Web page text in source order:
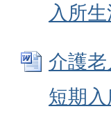
入所
介護
短期